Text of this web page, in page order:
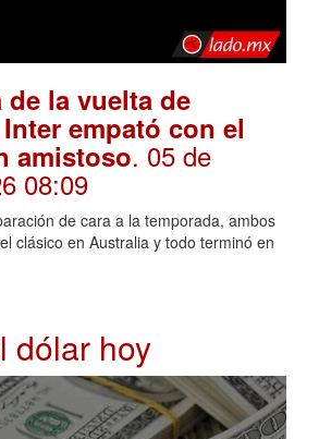
de la vuelta de
empató con el
amistoso. 05 de
08:09
de cara a la temporada, ambos
clásico en Australia y todo terminó en
dólar hoy